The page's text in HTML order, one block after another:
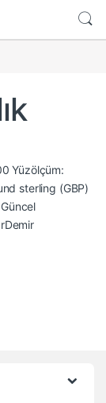
Yüzölçüm:
sterling (GBP)